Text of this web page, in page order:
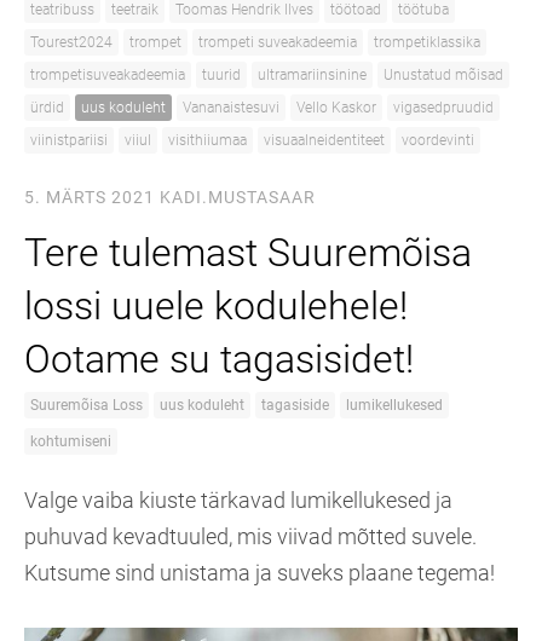
teatribuss
teetraik Toomas Hendrik Ilves töötoad
töötuba
Tourest2024
trompet trompeti suveakadeemia
trompetiklassika
trompetisuveakadeemia
tuurid ultramariinsinine
Unustatud mõisad
ürdid
uus koduleht Vananaistesuvi Vello Kaskor
vigasedpruudid
viinistpariisi
viiul visithiiumaa visuaalneidentiteet voordevinti
5. MÄRTS 2021 KADI.MUSTASAAR
Tere tulemast Suuremõisa
lossi uuele kodulehele!
Ootame su tagasisidet!
Suuremõisa Loss uus koduleht tagasiside lumikellukesed
kohtumiseni
Valge vaiba kiuste tärkavad lumikellukesed ja
puhuvad kevadtuuled, mis viivad mõtted suvele.
Kutsume sind unistama ja suveks plaane tegema!